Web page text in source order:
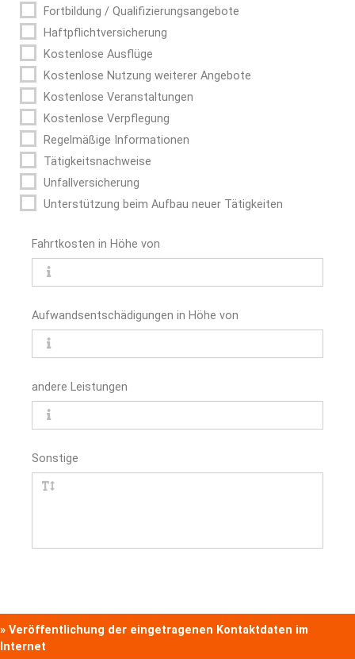
Fortbildung / Qualifizierungsangebote
Haftpflichtversicherung
Kostenlose Ausflüge
Kostenlose Nutzung weiterer Angebote
Kostenlose Veranstaltungen
Kostenlose Verpflegung
Regelmäßige Informationen
Tätigkeitsnachweise
Unfallversicherung
Unterstützung beim Aufbau neuer Tätigkeiten
Fahrtkosten in Höhe von
Aufwands­entschädigungen in Höhe von
andere Leistungen
Sonstige
» Veröffentlichung der eingetragenen Kontaktdaten im
Internet